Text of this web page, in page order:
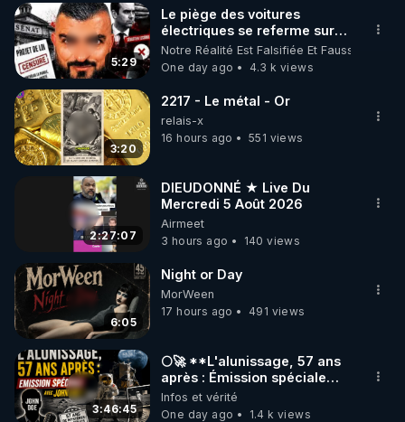
▶ 30 jours gratuit sur l’application de méditation et
de bien-être ENVOL :
Rendez-vous sur https://www.envol.app/code
le code : REGENERE
5:29
Le piège des voitures
électriques se referme sur
les usagers !
Notre Réalité Est Falsifiée Et Fausse
One day ago
4.3 k views
3:20
2217 - Le métal - Or
relais-x
16 hours ago
551 views
2:27:07
DIEUDONNÉ ★ Live Du
Mercredi 5 Août 2026
Airmeet
3 hours ago
140 views
6:05
Night or Day
MorWeen
17 hours ago
491 views
3:46:45
🌕🚀 **L'alunissage, 57 ans
après : Émission spéciale
avec John Doe !** 👨 🚀✨
Infos et vérité
One day ago
1.4 k views